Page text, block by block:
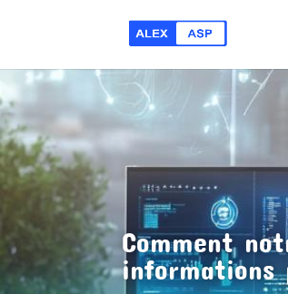
Comment
informations